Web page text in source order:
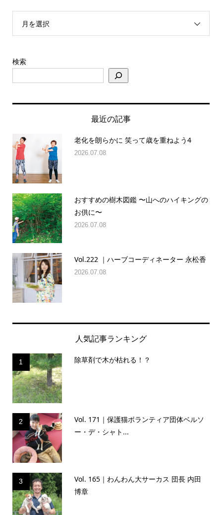
月を選択
検索
最近の記事
老化を朗らかに 笑って歳を重ねよう4
2026.07.08
おすすめの樹木図鑑 〜山へのハイキングの
お供に〜
2026.07.08
Vol.222 ｜ハーブコーディネーター 永松香
2026.07.08
人気記事ランキング
1 除草剤で木が枯れる！？
2
Vol. 171｜保護猫ボランティア団体ベルソ
ー・デ・シャト...
3
Vol. 165｜わんわん大サーカス 団長 内田
博章